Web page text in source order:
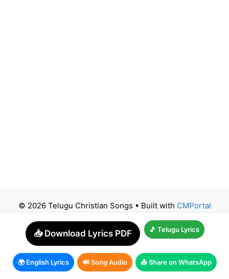
© 2026 Telugu Christian Songs • Built with CMPortal
📥 Download Lyrics PDF 🎵 Telugu Lyrics
🌍 English Lyrics 🔊 Song Audio 📤 Share on WhatsApp